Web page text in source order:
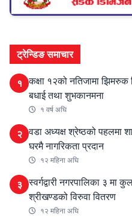
ट्रेन्डिङ समाचार
१ कक्षा १२को नतिजामा झिमरुक
बधाई तथा शुभकानमना
१ वर्ष अघि
२ वडा अध्यक्ष श्रेष्ठको पहलमा
घरमै नागरिकता प्रदान
१२ महिना अघि
३ स्वर्गद्वारी नगरपालिका ३ मा
श्रीखण्डको विरुवा वितरण
१२ महिना अघि